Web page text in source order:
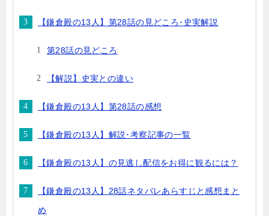
【鎌倉殿の13人】第28話の見どころ･史実解説
第28話の見どころ
【解説】史実との違い
【鎌倉殿の13人】第28話の感想
【鎌倉殿の13人】解説･考察記事の一覧
【鎌倉殿の13人】の見逃し配信をお得に観るには？
【鎌倉殿の13人】28話ネタバレあらすじと感想まと
め